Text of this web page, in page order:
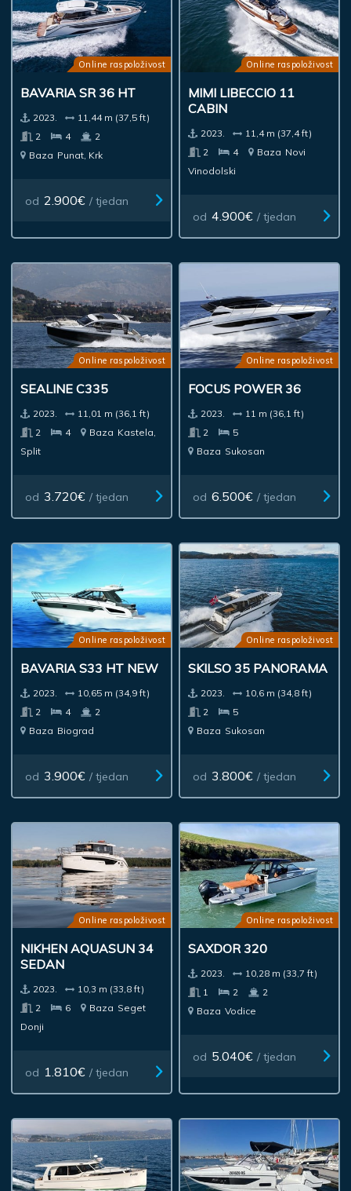
Online raspoloživost
BAVARIA SR 36 HT
2023.
11,44 m (37,5 ft)
2
4
2
Baza Punat, Krk
od 2.900€ / tjedan
Online raspoloživost
MIMI LIBECCIO 11
CABIN
2023.
11,4 m (37,4 ft)
2
4 Baza Novi
Vinodolski
od 4.900€ / tjedan
Online raspoloživost
SEALINE C335
2023.
11,01 m (36,1 ft)
2
4 Baza Kastela,
Split
od 3.720€ / tjedan
Online raspoloživost
FOCUS POWER 36
2023.
11 m (36,1 ft)
2
5
Baza Sukosan
od 6.500€ / tjedan
Online raspoloživost
BAVARIA S33 HT NEW
2023.
10,65 m (34,9 ft)
2
4
2
Baza Biograd
od 3.900€ / tjedan
Online raspoloživost
SKILSO 35 PANORAMA
2023.
10,6 m (34,8 ft)
2
5
Baza Sukosan
od 3.800€ / tjedan
Online raspoloživost
NIKHEN AQUASUN 34
SEDAN
2023.
10,3 m (33,8 ft)
2
6 Baza Seget
Donji
od 1.810€ / tjedan
Online raspoloživost
SAXDOR 320
2023.
10,28 m (33,7 ft)
1
2
2
Baza Vodice
od 5.040€ / tjedan